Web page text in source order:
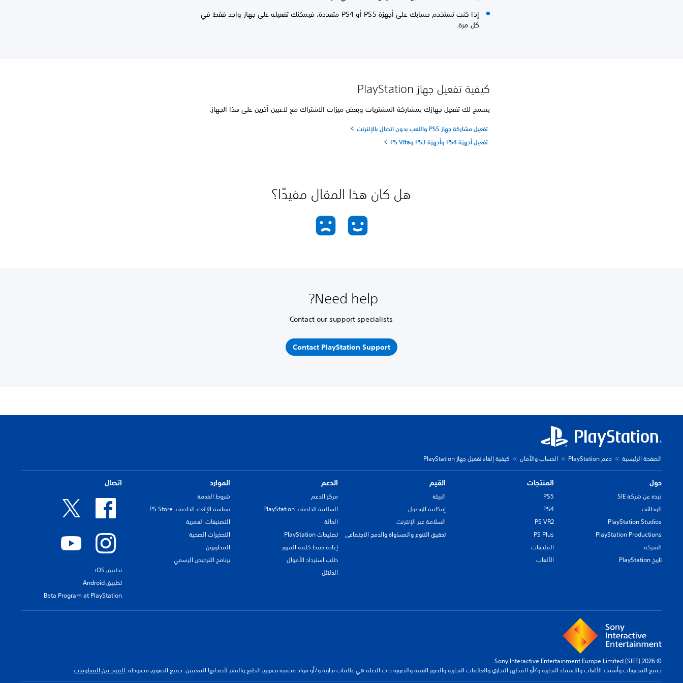
إذا كنت تستخدم حسابك على أجهزة PS5 أو PS4 متعددة، فيمكنك تفعيله على جهاز واحد فقط في
كل مرة.
كيفية تفعيل جهاز PlayStation
يسمح لك تفعيل جهازك بمشاركة المشتريات وبعض ميزات الاشتراك مع لاعبين آخرين على هذا الجهاز.
تفعيل مشاركة جهاز PS5 واللعب بدون اتصال بالإنترنت
تفعيل أجهزة PS4 وأجهزة PS3 وPS Vita
هل كان هذا المقال مفيدًا؟
Need help?
Contact our support specialists
Contact PlayStation Support
الصفحة الرئيسية دعم PlayStation الحساب والأمان كيفية إلغاء تفعيل جهاز PlayStation
حول
نبذة عن شركة SIE
الوظائف
PlayStation Studios
PlayStation Productions
الشركة
تاريخ PlayStation
المنتجات
PS5
PS4
PS VR2
PS Plus
الملحقات
الألعاب
القيم
البيئة
إمكانية الوصول
السلامة عبر الإنترنت
تحقيق التنوع والمساواة والدمج الاجتماعي
الدعم
مركز الدعم
السلامة الخاصة بـ PlayStation
الحالة
تصليحات PlayStation
إعادة ضبط كلمة المرور
طلب استرداد الأموال
الدلائل
الموارد
شروط الخدمة
سياسة الإلغاء الخاصة بـ PS Store
التصنيفات العمرية
التحذيرات الصحية
المطورون
برنامج الترخيص الرسمي
اتصال
تطبيق iOS
تطبيق Android
Beta Program at PlayStation
© 2026 Sony Interactive Entertainment Europe Limited (SIEE)
جميع المحتويات وأسماء الألعاب والأسماء التجارية و/أو المظهر التجاري والعلامات التجارية والصور الفنية والصورة ذات الصلة هي علامات تجارية و/أو مواد محمية بحقوق الطبع والنشر لأصحابها المعنيين. جميع الحقوق محفوظة. المزيد من المعلومات